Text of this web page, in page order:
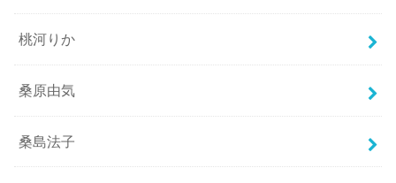
桃河りか
桑原由気
桑島法子